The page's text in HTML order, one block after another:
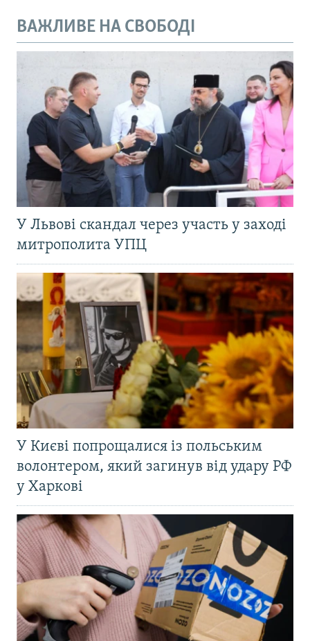
ВАЖЛИВЕ НА СВОБОДІ
У Львові скандал через участь у заході
митрополита УПЦ
У Києві попрощалися із польським
волонтером, який загинув від удару РФ
у Харкові